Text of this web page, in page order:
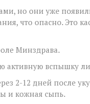
но они уже
что опасно. Это
Минздрава.
активную вспышку
2-12 дней после
и кожная сыпь.